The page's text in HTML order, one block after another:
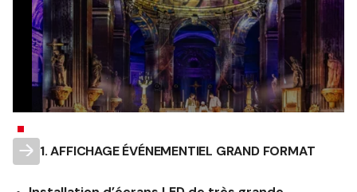
1. AFFICHAGE ÉVÉNEMENTIEL GRAND FORMAT